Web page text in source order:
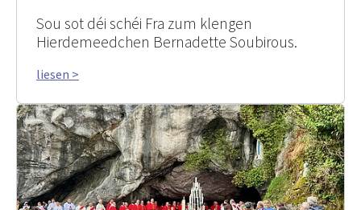
Sou sot déi schéi Fra zum klengen
Hierdemeedchen Bernadette Soubirous.
liesen >